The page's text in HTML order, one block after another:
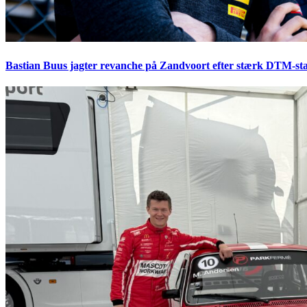
Bastian Buus jagter revanche på Zandvoort efter stærk DTM-